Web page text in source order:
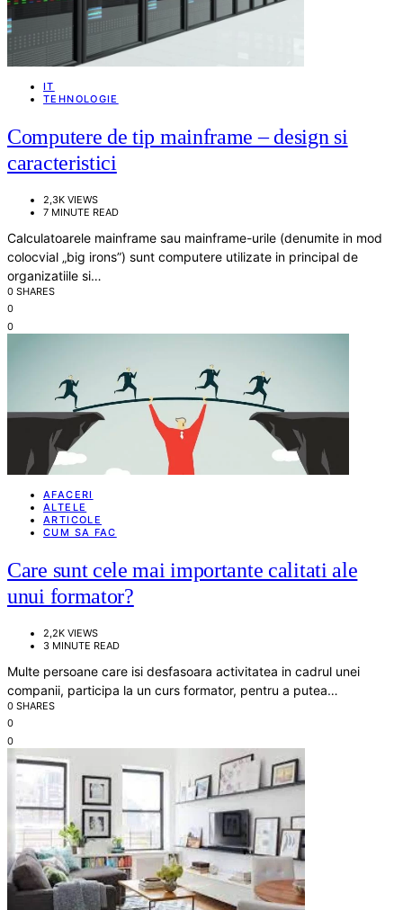
IT
TEHNOLOGIE
Computere de tip mainframe – design si
caracteristici
2,3K VIEWS
7 MINUTE READ
Calculatoarele mainframe sau mainframe-urile (denumite in mod
colocvial „big irons”) sunt computere utilizate in principal de
organizatiile si…
0 SHARES
0
0
AFACERI
ALTELE
ARTICOLE
CUM SA FAC
Care sunt cele mai importante calitati ale
unui formator?
2,2K VIEWS
3 MINUTE READ
Multe persoane care isi desfasoara activitatea in cadrul unei
companii, participa la un curs formator, pentru a putea…
0 SHARES
0
0